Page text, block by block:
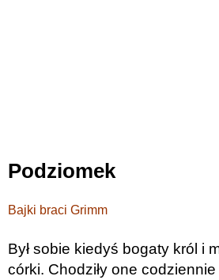
Podziomek
Bajki braci Grimm
Był sobie kiedyś bogaty król i
córki. Chodziły one codziennie